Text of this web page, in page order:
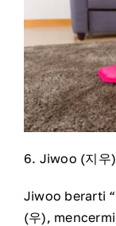
6. Jiwoo (지우)
Jiwoo berarti
(우),